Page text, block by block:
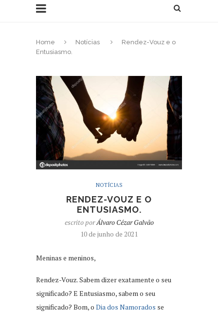
Home Notícias
Rendez-Vouz e o
Entusiasmo.
NOTÍCIAS
RENDEZ-VOUZ E O
ENTUSIASMO.
escrito porÁlvaro Cézar Galvão
10 de junho de 2021
Meninas e meninos,
Rendez-Vouz. Sabem dizer exatamente o seu
significado? E Entusiasmo, sabem o seu
significado? Bom, o Dia dos Namorados se